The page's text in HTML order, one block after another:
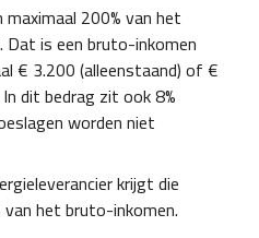
200% van het
is een bruto-inkomen
€ 3.200 (alleenstaand) of €
dit bedrag zit ook 8%
worden niet
krijgt die
het bruto-inkomen.